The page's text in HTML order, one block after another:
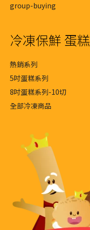
group-buying
冷凍保鮮 蛋糕
熱銷系列
5吋蛋糕系列
8吋蛋糕系列-10切
全部冷凍商品